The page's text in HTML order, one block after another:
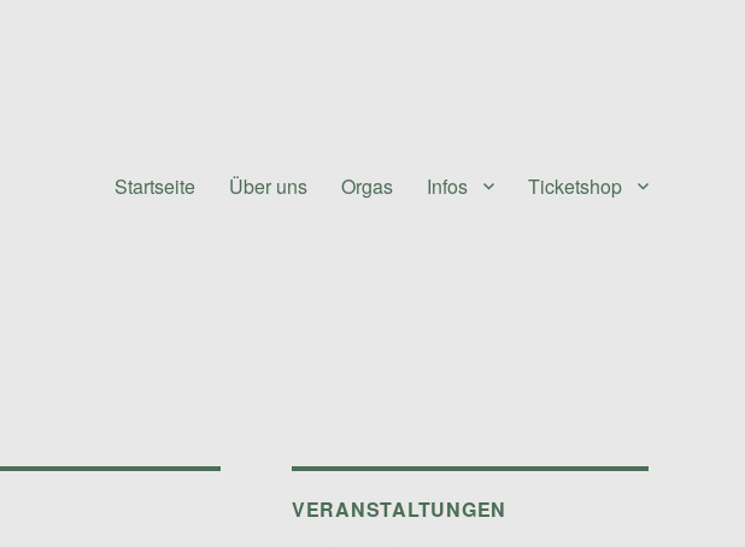
Startseite Über uns Orgas Infos Ticketshop
VERANSTALTUNGEN